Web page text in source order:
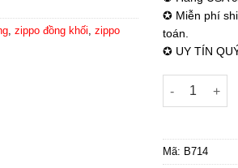
, zippo đồng khối, zippo
✪ Miễn phí
toán.
✪ UY TÍN
Số lượng
Mã: B714